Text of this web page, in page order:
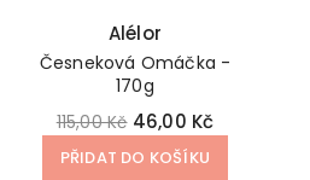
Alélor
Česneková Omáčka -
170g
115,00 Kč 46,00 Kč
PŘIDAT DO KOŠÍKU